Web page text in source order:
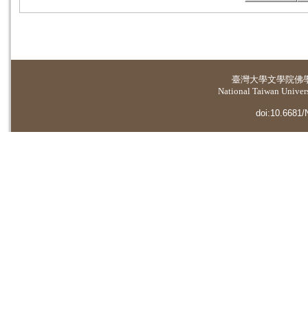
臺灣大學文學院佛
National Taiwan
doi:10.6681/